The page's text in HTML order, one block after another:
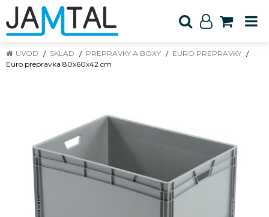
ÚVOD SKLAD PREPRAVKY A BOXY
EURO PREPRAVKY
Euro prepravka 80x60x42 cm